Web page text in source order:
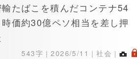
輸たばこを積んだコンテナ54
価約30億ペソ相当を差し押
543字｜2026/5/11 ｜社会｜ .